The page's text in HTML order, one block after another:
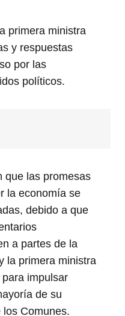
primera ministra
y respuestas
por las
políticos.
que las promesas
la economía se
debido a que
a partes de la
la primera ministra
impulsar
de su
Comunes.